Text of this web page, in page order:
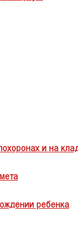
и на
ребенка